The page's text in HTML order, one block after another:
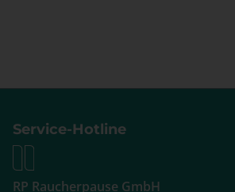
Service-Hotline
RP Raucherpause GmbH